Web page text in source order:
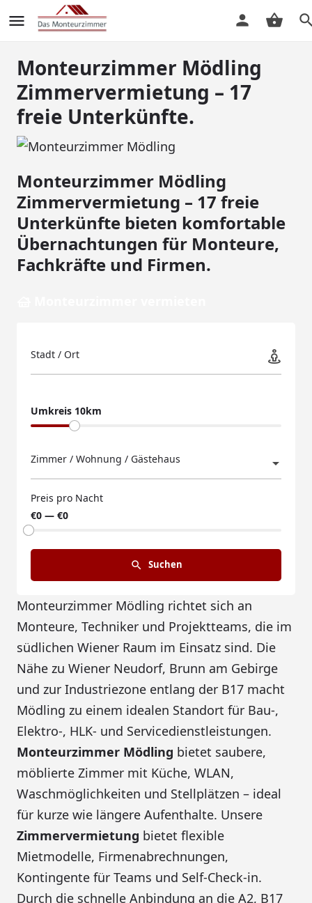
Monteurzimmer Mödling
Zimmervermietung – 17
freie Unterkünfte.
Monteurzimmer Mödling
Zimmervermietung – 17 freie
Unterkünfte bieten komfortable
Übernachtungen für Monteure,
Fachkräfte und Firmen.
Stadt / Ort
Umkreis 10km
Zimmer / Wohnung / Gästehaus
Preis pro Nacht
€0 — €0
Suchen
Monteurzimmer Mödling richtet sich an
Monteure, Techniker und Projektteams, die im
südlichen Wiener Raum im Einsatz sind. Die
Nähe zu Wiener Neudorf, Brunn am Gebirge
und zur Industriezone entlang der B17 macht
Mödling zu einem idealen Standort für Bau-,
Elektro-, HLK- und Servicedienstleistungen.
Monteurzimmer Mödling bietet saubere,
möblierte Zimmer mit Küche, WLAN,
Waschmöglichkeiten und Stellplätzen – ideal
für kurze wie längere Aufenthalte. Unsere
Zimmervermietung bietet flexible
Mietmodelle, Firmenabrechnungen,
Kontingente für Teams und Self-Check-in.
Durch die schnelle Anbindung an die A2, B17